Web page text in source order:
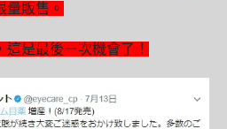
量販售。
這是最後一次機會了！